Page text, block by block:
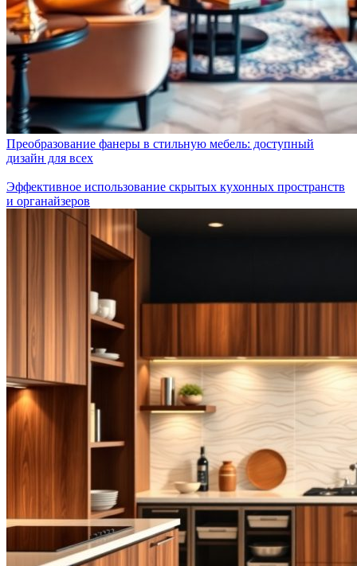
Преобразование фанеры в стильную мебель: доступный
дизайн для всех
Эффективное использование скрытых кухонных пространств
и органайзеров